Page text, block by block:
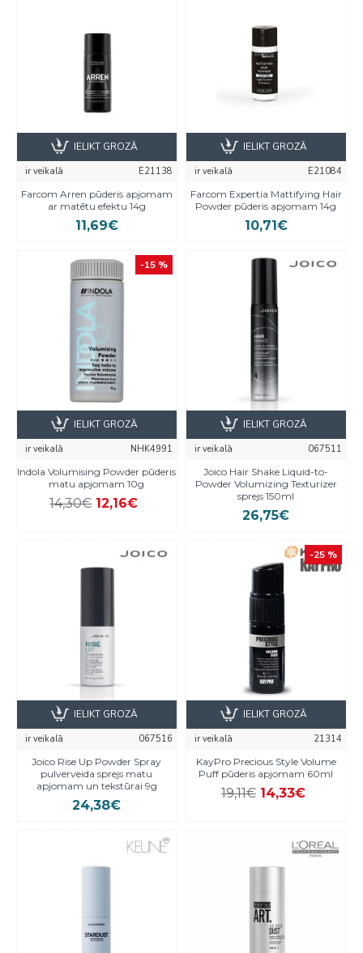
ir veikalā
E21138
Farcom Arren pūderis apjomam
ar matētu efektu 14g
11,69€
IELIKT GROZĀ
ir veikalā
E21084
Farcom Expertia Mattifying Hair
Powder pūderis apjomam 14g
10,71€
IELIKT GROZĀ
-15 %
ir veikalā
NHK4991
Indola Volumising Powder pūderis
matu apjomam 10g
14,30€ 12,16€
IELIKT GROZĀ
ir veikalā
067511
Joico Hair Shake Liquid-to-
Powder Volumizing Texturizer
sprejs 150ml
26,75€
IELIKT GROZĀ
ir veikalā
067516
Joico Rise Up Powder Spray
pulverveida sprejs matu
apjomam un tekstūrai 9g
24,38€
IELIKT GROZĀ
-25 %
ir veikalā
21314
KayPro Precious Style Volume
Puff pūderis apjomam 60ml
19,11€ 14,33€
IELIKT GROZĀ